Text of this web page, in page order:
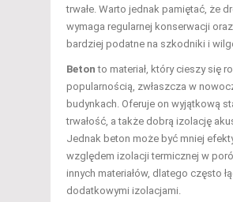
trwałe. Warto jednak pamiętać, że
wymaga regularnej konserwacji
bardziej podatne na szkodniki i
Beton to materiał, który cieszy się
popularnością, zwłaszcza w
budynkach. Oferuje on wyjątkową
trwałość, a także dobrą izolację
Jednak beton może być mniej
względem izolacji termicznej w
innych materiałów, dlatego często
dodatkowymi izolacjami.